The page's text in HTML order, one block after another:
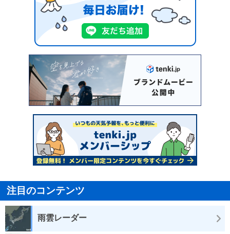
注目のコンテンツ
雨雲レーダー